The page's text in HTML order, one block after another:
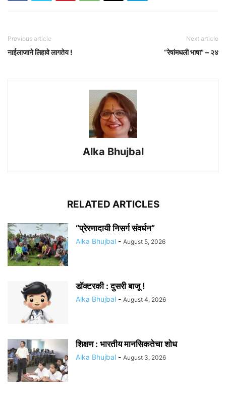
Previous article
नाईलाजाने लिहावे लागतेय !
Next article
“रेषांमधली भाषा” – २४
Alka Bhujbal
RELATED ARTICLES
“प्रेरणादायी निसर्ग संवर्धन”
Alka Bhujbal - August 5, 2026
डॉक्टरकी : दुसरी बाजू !
Alka Bhujbal - August 4, 2026
शिक्षण : भारतीय मानसिकतेचा शोध
Alka Bhujbal - August 3, 2026